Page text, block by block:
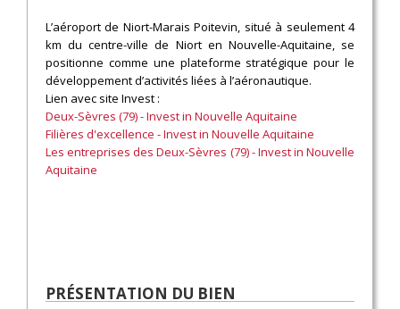
L’aéroport de Niort-Marais Poitevin, situé à seulement 4
km du centre-ville de Niort en Nouvelle-Aquitaine, se
positionne comme une plateforme stratégique pour le
développement d’activités liées à l’aéronautique.
Lien avec site Invest :
Deux-Sèvres (79) - Invest in Nouvelle Aquitaine
Filières d'excellence - Invest in Nouvelle Aquitaine
Les entreprises des Deux-Sèvres (79) - Invest in Nouvelle
Aquitaine
PRÉSENTATION DU BIEN